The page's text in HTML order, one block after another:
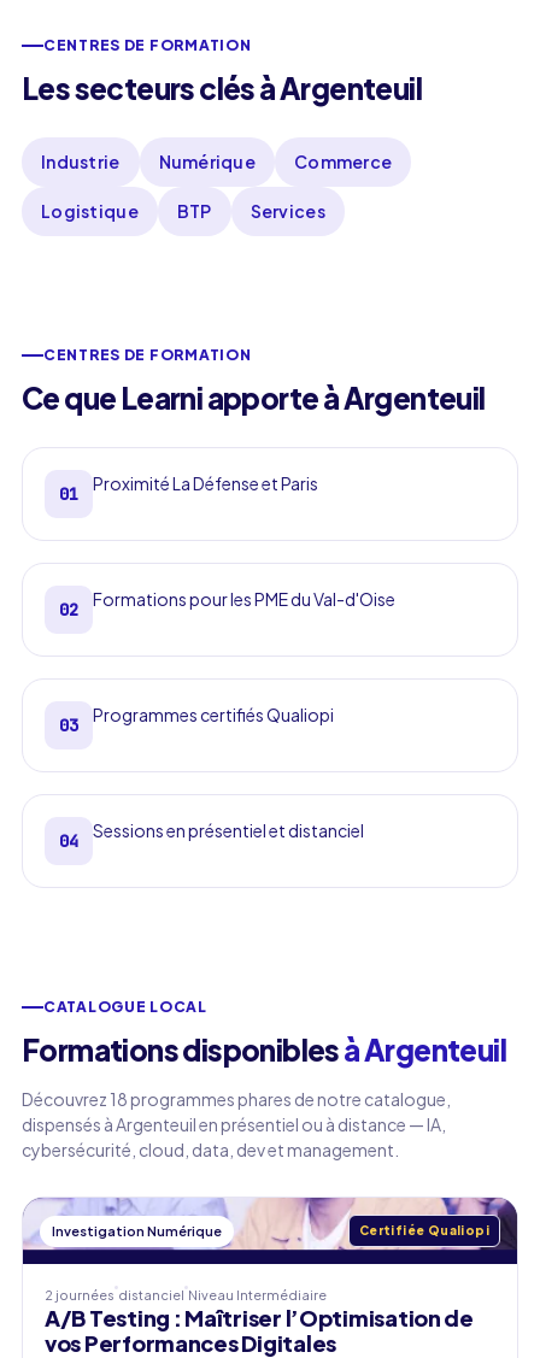
CENTRES DE FORMATION
Les secteurs clés à Argenteuil
Industrie Numérique Commerce
Logistique BTP Services
CENTRES DE FORMATION
Ce que Learni apporte à Argenteuil
01 Proximité La Défense et Paris
02 Formations pour les PME du Val-d'Oise
03 Programmes certifiés Qualiopi
04 Sessions en présentiel et distanciel
CATALOGUE LOCAL
Formations disponiblesà Argenteuil
Découvrez 18 programmes phares de notre catalogue,
dispensés à Argenteuil en présentiel ou à distance — IA,
cybersécurité, cloud, data, dev et management.
Investigation Numérique Certifiée Qualiopi
2 journées distanciel Niveau Intermédiaire
A/B Testing : Maîtriser l’Optimisation de
vos Performances Digitales